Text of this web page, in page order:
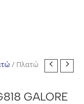
/ Πλατώ
GALORE